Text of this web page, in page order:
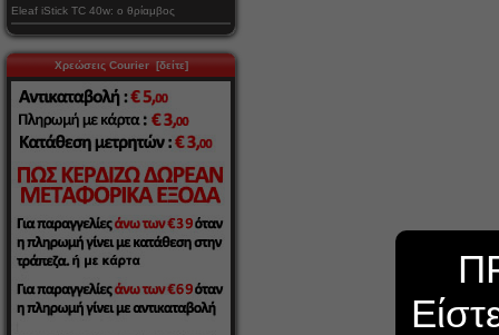
Eleaf iStick TC 40w: ο θρίαμβος
Χρεώσεις Courier [δείτε]